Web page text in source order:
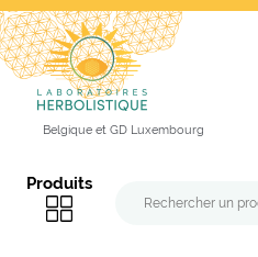
Belgique et GD Luxembourg
Produits